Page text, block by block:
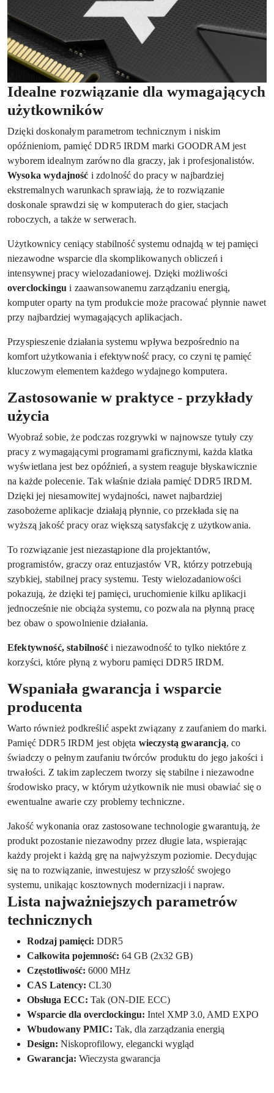
Idealne rozwiązanie dla wymagających
użytkowników
Dzięki doskonałym parametrom technicznym i niskim
opóźnieniom, pamięć DDR5 IRDM marki GOODRAM jest
wyborem idealnym zarówno dla graczy, jak i profesjonalistów.
Wysoka wydajność i zdolność do pracy w najbardziej
ekstremalnych warunkach sprawiają, że to rozwiązanie
doskonale sprawdzi się w komputerach do gier, stacjach
roboczych, a także w serwerach.
Użytkownicy ceniący stabilność systemu odnajdą w tej pamięci
niezawodne wsparcie dla skomplikowanych obliczeń i
intensywnej pracy wielozadaniowej. Dzięki możliwości
overclockingu i zaawansowanemu zarządzaniu energią,
komputer oparty na tym produkcie może pracować płynnie nawet
przy najbardziej wymagających aplikacjach.
Przyspieszenie działania systemu wpływa bezpośrednio na
komfort użytkowania i efektywność pracy, co czyni tę pamięć
kluczowym elementem każdego wydajnego komputera.
Zastosowanie w praktyce - przykłady
użycia
Wyobraź sobie, że podczas rozgrywki w najnowsze tytuły czy
pracy z wymagającymi programami graficznymi, każda klatka
wyświetlana jest bez opóźnień, a system reaguje błyskawicznie
na każde polecenie. Tak właśnie działa pamięć DDR5 IRDM.
Dzięki jej niesamowitej wydajności, nawet najbardziej
zasobożerne aplikacje działają płynnie, co przekłada się na
wyższą jakość pracy oraz większą satysfakcję z użytkowania.
To rozwiązanie jest niezastąpione dla projektantów,
programistów, graczy oraz entuzjastów VR, którzy potrzebują
szybkiej, stabilnej pracy systemu. Testy wielozadaniowości
pokazują, że dzięki tej pamięci, uruchomienie kilku aplikacji
jednocześnie nie obciąża systemu, co pozwala na płynną pracę
bez obaw o spowolnienie działania.
Efektywność, stabilnośći niezawodność to tylko niektóre z
korzyści, które płyną z wyboru pamięci DDR5 IRDM.
Wspaniała gwarancja i wsparcie
producenta
Warto również podkreślić aspekt związany z zaufaniem do marki.
Pamięć DDR5 IRDM jest objęta wieczystą gwarancją, co
świadczy o pełnym zaufaniu twórców produktu do jego jakości i
trwałości. Z takim zapleczem tworzy się stabilne i niezawodne
środowisko pracy, w którym użytkownik nie musi obawiać się o
ewentualne awarie czy problemy techniczne.
Jakość wykonania oraz zastosowane technologie gwarantują, że
produkt pozostanie niezawodny przez długie lata, wspierając
każdy projekt i każdą grę na najwyższym poziomie. Decydując
się na to rozwiązanie, inwestujesz w przyszłość swojego
systemu, unikając kosztownych modernizacji i napraw.
Lista najważniejszych parametrów
technicznych
Rodzaj pamięci: DDR5
Całkowita pojemność: 64 GB (2x32 GB)
Częstotliwość: 6000 MHz
CAS Latency: CL30
Obsługa ECC: Tak (ON-DIE ECC)
Wsparcie dla overclockingu: Intel XMP 3.0, AMD EXPO
Wbudowany PMIC: Tak, dla zarządzania energią
Design: Niskoprofilowy, elegancki wygląd
Gwarancja: Wieczysta gwarancja